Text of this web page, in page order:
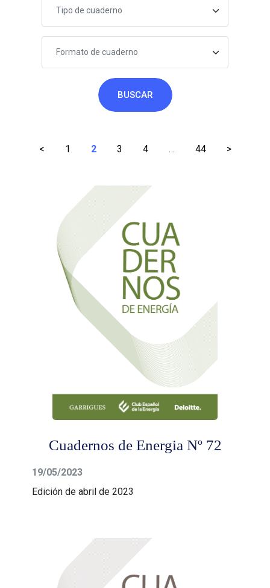
Tipo de cuaderno
Formato de cuaderno
BUSCAR
Paginación
< 1 2 3 4 … 44 >
Cuadernos de Energia Nº 72
19/05/2023
Edición de abril de 2023